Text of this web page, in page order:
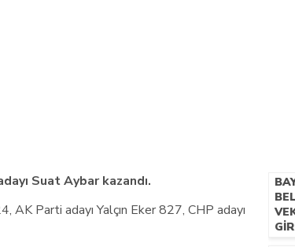
Suat Aybar kazandı.
Parti adayı Yalçın Eker 827, CHP adayı